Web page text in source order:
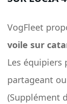
VogFleet
voile sur
Les équipiers
partageant
(Supplément